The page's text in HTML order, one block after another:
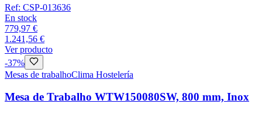
Ref: CSP-013636
En stock
779,97 €
1.241,56 €
Ver producto
-37%
Mesas de trabalhoClima Hostelería
Mesa de Trabalho WTW150080SW, 800 mm, Inox